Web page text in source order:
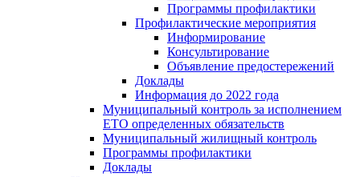
Программы профилактики
Профилактические мероприятия
Информирование
Консультирование
Объявление предостережений
Доклады
Информация до 2022 года
Муниципальный контроль за исполнением
ЕТО определенных обязательств
Муниципальный жилищный контроль
Программы профилактики
Доклады